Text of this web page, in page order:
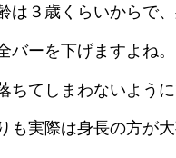
３歳くらいからで
ーを下げますよね。
てしまわないように
も実際は身長の方が